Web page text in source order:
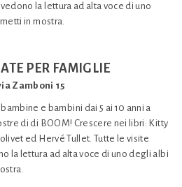
la lettura ad alta voce di uno
in mostra.
PER FAMIGLIE
Zamboni 15
e bambini dai 5 ai 10 anni a
di di BOOM! Crescere nei libri: Kitty
ed Hervé Tullet. Tutte le visite
la lettura ad alta voce di uno degli albi